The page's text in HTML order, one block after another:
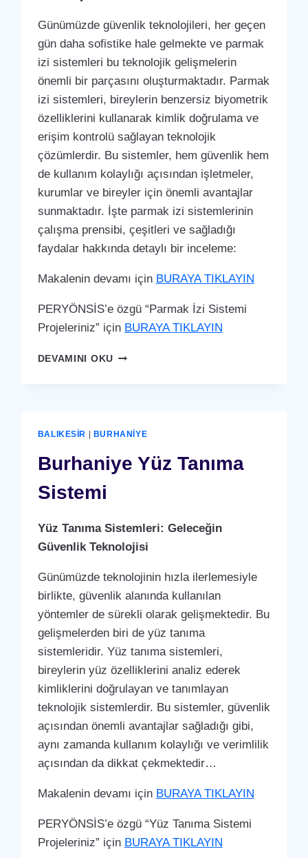
Günümüzde güvenlik teknolojileri, her geçen
gün daha sofistike hale gelmekte ve parmak
izi sistemleri bu teknolojik gelişmelerin
önemli bir parçasını oluşturmaktadır. Parmak
izi sistemleri, bireylerin benzersiz biyometrik
özelliklerini kullanarak kimlik doğrulama ve
erişim kontrolü sağlayan teknolojik
çözümlerdir. Bu sistemler, hem güvenlik hem
de kullanım kolaylığı açısından işletmeler,
kurumlar ve bireyler için önemli avantajlar
sunmaktadır. İşte parmak izi sistemlerinin
çalışma prensibi, çeşitleri ve sağladığı
faydalar hakkında detaylı bir inceleme:
Makalenin devamı için BURAYA TIKLAYIN
PERYÖNSİS’e özgü “Parmak İzi Sistemi
Projeleriniz” için BURAYA TIKLAYIN
DEVAMINI OKUBURHANIYE
BALIKESIR BURHANIYE
Burhaniye Yüz Tanıma
Sistemi
Yüz Tanıma Sistemleri: Geleceğin
Güvenlik Teknolojisi
Günümüzde teknolojinin hızla ilerlemesiyle
birlikte, güvenlik alanında kullanılan
yöntemler de sürekli olarak gelişmektedir. Bu
gelişmelerden biri de yüz tanıma
sistemleridir. Yüz tanıma sistemleri,
bireylerin yüz özelliklerini analiz ederek
kimliklerini doğrulayan ve tanımlayan
teknolojik sistemlerdir. Bu sistemler, güvenlik
açısından önemli avantajlar sağladığı gibi,
aynı zamanda kullanım kolaylığı ve verimlilik
açısından da dikkat çekmektedir…
Makalenin devamı için BURAYA TIKLAYIN
PERYÖNSİS’e özgü “Yüz Tanıma Sistemi
Projeleriniz” için BURAYA TIKLAYIN